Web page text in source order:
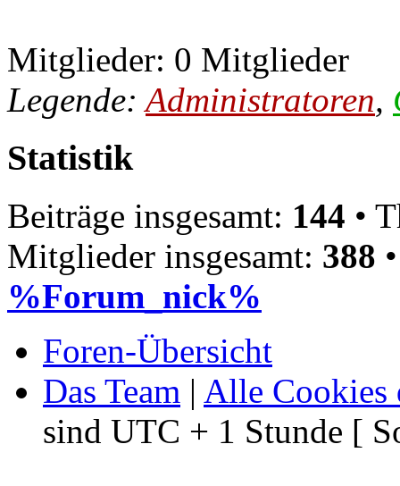
Mitglieder: 0 Mitglieder
Legende:Administratoren,
Statistik
Beiträge insgesamt: 144 •
Mitglieder insgesamt: 388
%Forum_nick%
Foren-Übersicht
Das Team | Alle Cookies
sind UTC + 1 Stunde [